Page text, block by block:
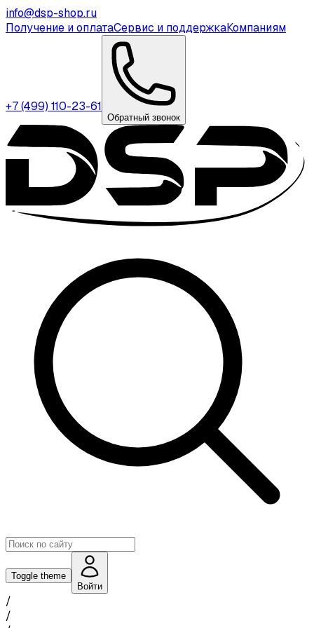
info@dsp-shop.ru
Получение и оплатаСервис и поддержкаКомпаниям
+7 (499) 110-23-61
Обратный звонок
Toggle theme
Войти
/
/